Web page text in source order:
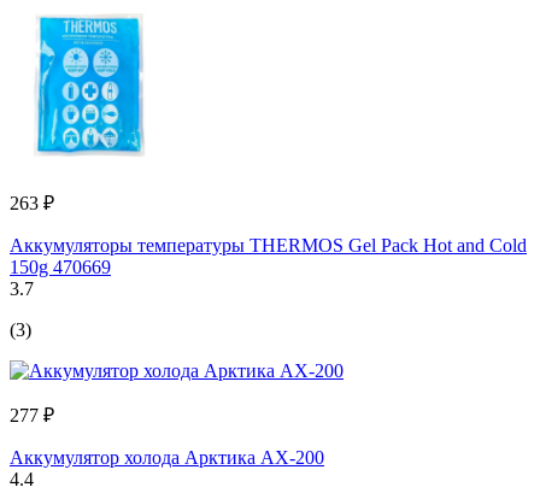
263 ₽
Аккумуляторы температуры THERMOS Gel Pack Hot and Cold
150g 470669
3.7
(3)
277 ₽
Аккумулятор холода Арктика АХ-200
4.4